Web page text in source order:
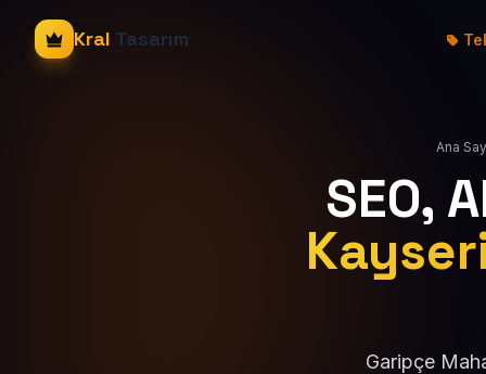
Kral Tasarım
Ana
SEO,
Garipçe